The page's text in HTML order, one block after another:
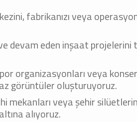
fabrikanızı veya
devam eden inşaat
organizasyonları veya
görüntüler oluşturuyoruz.
mekanları veya şehir
alıyoruz.